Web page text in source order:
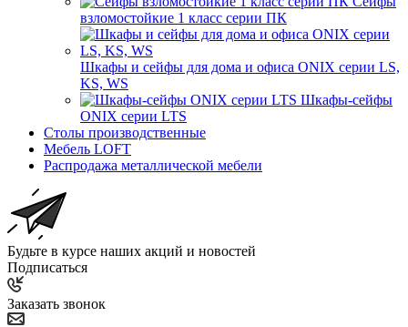
взломостойкие 1 класс серии ПК
Шкафы и сейфы для дома и офиса ONIX серии LS,
KS, WS
Шкафы-сейфы
ONIX серии LTS
Столы производственные
Мебель LOFT
Распродажа металлической мебели
Будьте в курсе наших акций и новостей
Подписаться
Заказать звонок